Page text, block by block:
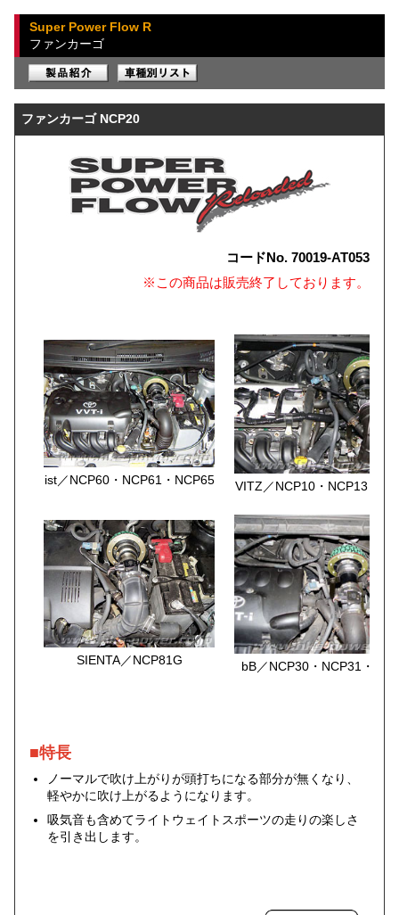
Super Power Flow R
ファンカーゴ
ファンカーゴ NCP20
コードNo. 70019-AT053
※この商品は販売終了しております。
ist／NCP60・NCP61・NCP65 VITZ／NCP10・NCP13・
SIENTA／NCP81G bB／NCP30・NCP31・
■特長
ノーマルで吹け上がりが頭打ちになる部分が無くなり、
軽やかに吹け上がるようになります。
吸気音も含めてライトウェイトスポーツの走りの楽しさ
を引き出します。